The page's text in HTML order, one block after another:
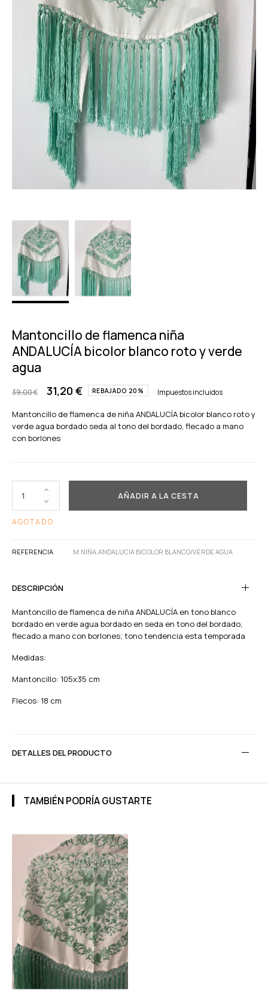
Mantoncillo de flamenca niña
ANDALUCÍA bicolor blanco roto y verde
agua
39,00 € 31,20 € REBAJADO 20% Impuestos incluidos
Mantoncillo de flamenca de niña ANDALUCÍA bicolor blanco roto y
verde agua bordado seda al tono del bordado, flecado a mano
con borlones
AÑADIR A LA CESTA
AGOTADO
REFERENCIA M.NIÑA.ANDALUCIA BICOLOR BLANCO/VERDE AGUA
DESCRIPCIÓN
Mantoncillo de flamenca de niña ANDALUCÍA en tono blanco
bordado en verde agua bordado en seda en tono del bordado,
flecado a mano con borlones; tono tendencia esta temporada
Medidas:
Mantoncillo: 105x35 cm
Flecos: 18 cm
DETALLES DEL PRODUCTO
TAMBIÉN PODRÍA GUSTARTE